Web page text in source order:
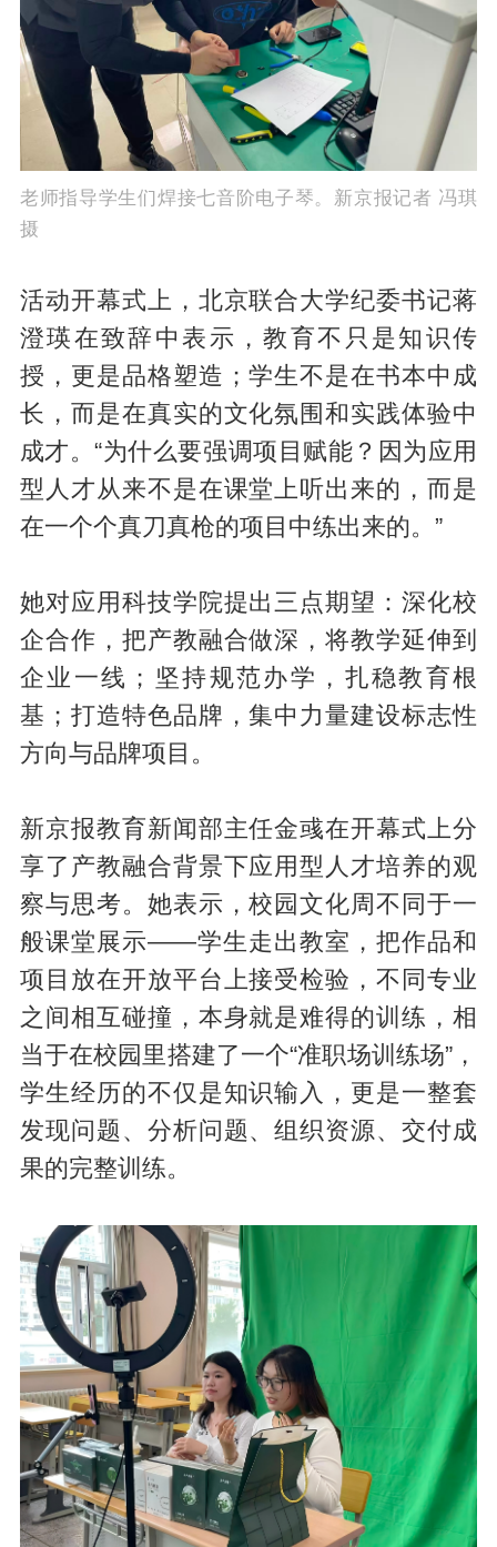
老师指导学生们焊接七音阶电子琴。新京报记者 冯琪
摄
活动开幕式上，北京联合大学纪委书记蒋
澄瑛在致辞中表示，教育不只是知识传
授，更是品格塑造；学生不是在书本中成
长，而是在真实的文化氛围和实践体验中
成才。“为什么要强调项目赋能？因为应用
型人才从来不是在课堂上听出来的，而是
在一个个真刀真枪的项目中练出来的。”
她对应用科技学院提出三点期望：深化校
企合作，把产教融合做深，将教学延伸到
企业一线；坚持规范办学，扎稳教育根
基；打造特色品牌，集中力量建设标志性
方向与品牌项目。
新京报教育新闻部主任金彧在开幕式上分
享了产教融合背景下应用型人才培养的观
察与思考。她表示，校园文化周不同于一
般课堂展示——学生走出教室，把作品和
项目放在开放平台上接受检验，不同专业
之间相互碰撞，本身就是难得的训练，相
当于在校园里搭建了一个“准职场训练场”，
学生经历的不仅是知识输入，更是一整套
发现问题、分析问题、组织资源、交付成
果的完整训练。